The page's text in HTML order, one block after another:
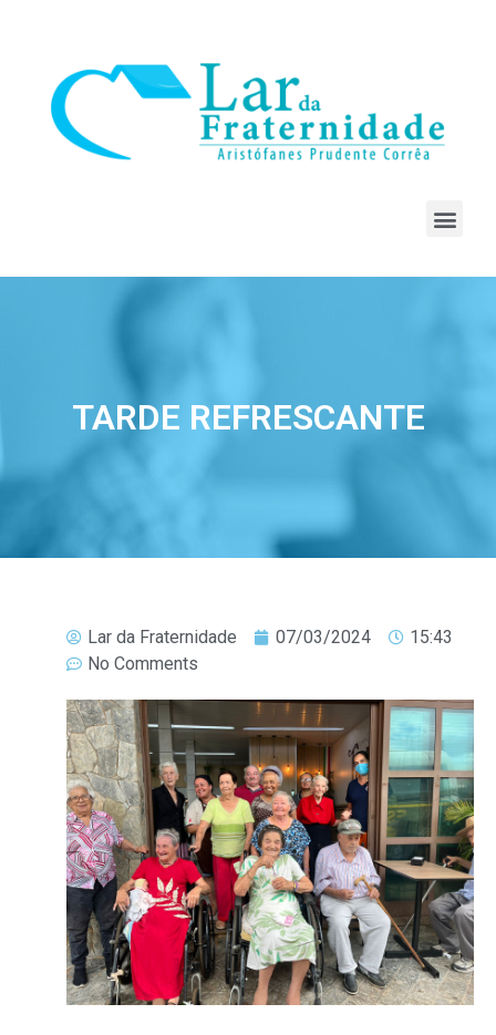
TARDE REFRESCANTE
Lar da Fraternidade 07/03/2024
15:43
No Comments